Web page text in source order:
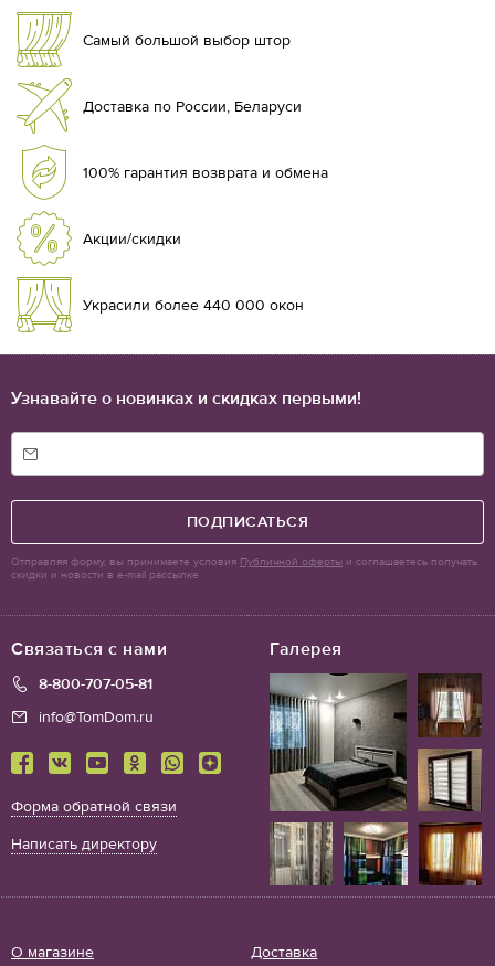
Самый большой выбор штор
Доставка по России, Беларуси
100% гарантия возврата и обмена
Акции/скидки
Украсили более 440 000 окон
Галерея
Связаться с нами
8-800-707-05-81
info@TomDom.ru
Форма обратной связи
Написать директору
О магазине Доставка
Узнавайте о новинках и скидках первыми!
ПОДПИСАТЬСЯ
Отправляя форму, вы принимаете условия Публичной оферты и соглашаетесь получать
скидки и новости в e-mail рассылке